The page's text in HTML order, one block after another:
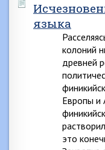
языка
колоний
древней
Европы и
это